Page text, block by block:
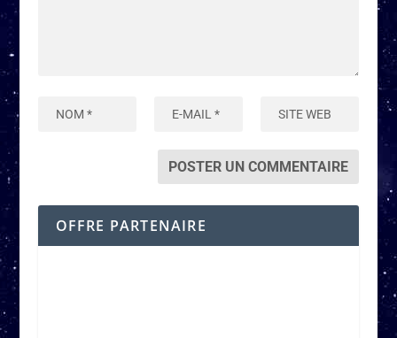
OFFRE PARTENAIRE